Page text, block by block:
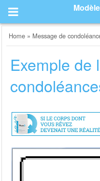
content
Home » Message de
Exemple de